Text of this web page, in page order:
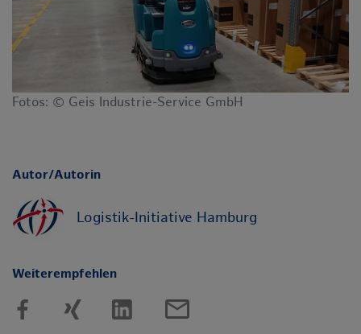
Fotos: © Geis Industrie-Service GmbH
Autor/Autorin
Logistik-Initiative Hamburg
Weiterempfehlen
mail_outline